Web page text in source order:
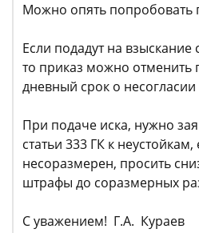
Можно опять попробовать
Если подадут на
то приказ можно отменить
дневный срок о
При подаче иска, нужно
статьи 333 ГК к
несоразмерен, просить
штрафы до соразмерных
С уважением! Г.А. Кураев